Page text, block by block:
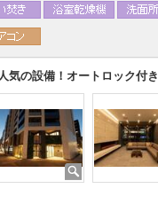
気の設備！オートロック付き